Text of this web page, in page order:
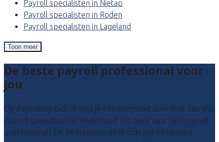
Payroll specialisten in Nietap
Payroll specialisten in Roden
Payroll specialisten in Lageland
Toon meer
De beste payroll professional voor
jou
Op Payrolling-Gids.nl vind je een compleet overzicht van alle
payroll specialisten in Nederland. Op zoek naar een payroll
profeesional? De bedrijven in deze gids zijn handmatig